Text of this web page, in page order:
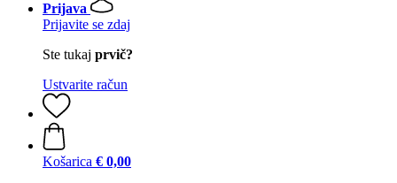
Prijava
Prijavite se zdaj
Ste tukaj prvič?
Ustvarite račun
Košarica € 0,00